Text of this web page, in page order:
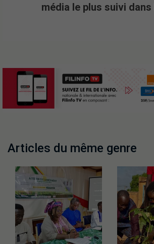
média le plus suivi
Articles du même genre